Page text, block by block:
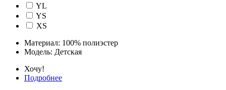
YL
YS
XS
Материал: 100% полиэстер
Модель: Детская
Хочу!
Подробнее